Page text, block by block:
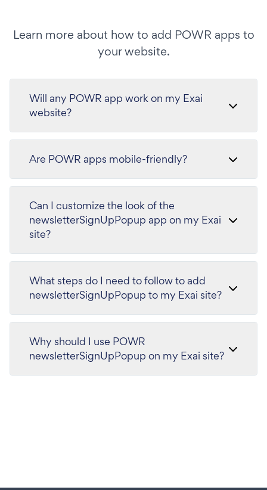
Learn more about how to add POWR apps to
your website.
Will any POWR app work on my Exai
website?
Are POWR apps mobile-friendly?
Can I customize the look of the
newsletterSignUpPopup app on my Exai
site?
What steps do I need to follow to add
newsletterSignUpPopup to my Exai site?
Why should I use POWR
newsletterSignUpPopup on my Exai site?